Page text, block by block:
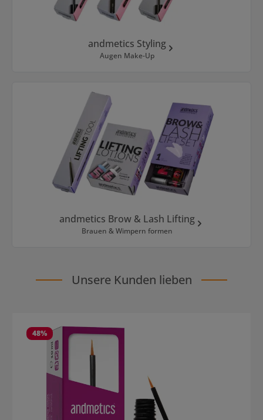
andmetics Styling
Augen Make-Up
andmetics Brow & Lash Lifting
Brauen & Wimpern formen
Unsere Kunden lieben
48%